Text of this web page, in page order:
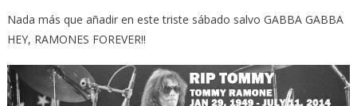
Nada más que añadir en este triste sábado salvo GABBA GABBA
HEY, RAMONES FOREVER!!